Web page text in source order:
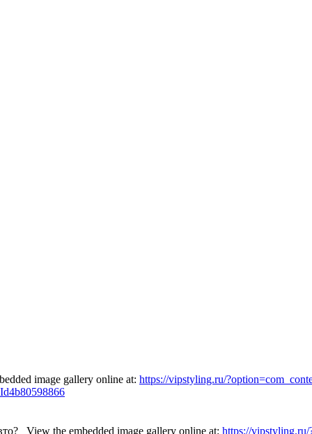
image gallery online at: https://vipstyling.ru/
View the embedded image gallery online at: https://